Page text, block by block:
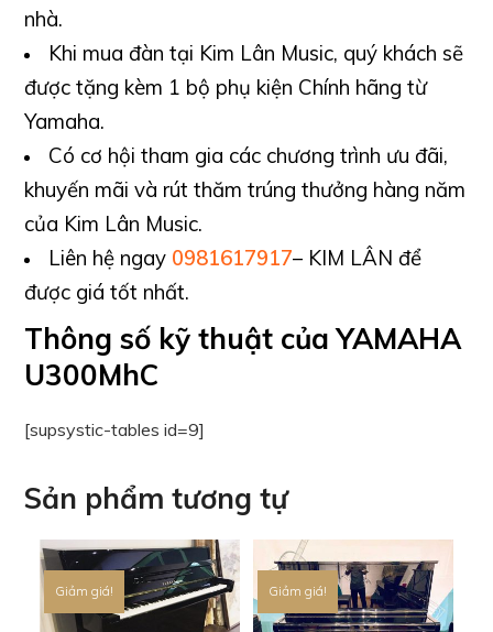
nhà.
Khi mua đàn tại Kim Lân Music, quý khách sẽ
được tặng kèm 1 bộ phụ kiện Chính hãng từ
Yamaha.
Có cơ hội tham gia các chương trình ưu đãi,
khuyến mãi và rút thăm trúng thưởng hàng năm
của Kim Lân Music.
Liên hệ ngay 0981617917– KIM LÂN để
được giá tốt nhất.
Thông số kỹ thuật của YAMAHA
U300MhC
[supsystic-tables id=9]
Sản phẩm tương tự
Giảm giá! Giảm giá!